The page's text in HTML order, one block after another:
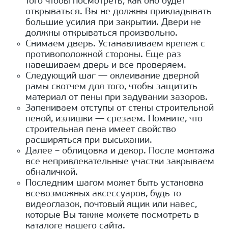
открываться. Вы не должны прикладывать
большие усилия при закрытии. Двери не
должны открываться произвольно.
Снимаем дверь. Устанавливаем крепеж с
противоположной стороны. Еще раз
навешиваем дверь и все проверяем.
Следующий шаг — оклеивание дверной
рамы скотчем для того, чтобы защитить
материал от пены при задувании зазоров.
Запениваем отступы от стены строительной
пеной, излишки — срезаем. Помните, что
строительная пена имеет свойство
расширяться при высыхании.
Далее – облицовка и декор. После монтажа
все непривлекательные участки закрываем
обналичкой.
Последним шагом может быть установка
всевозможных аксессуаров, будь то
видеоглазок, почтовый ящик или навес,
которые Вы также можете посмотреть в
каталоге нашего сайта.